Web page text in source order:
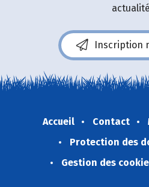
Inscription
Accueil Contact
Protection des
Gestion des